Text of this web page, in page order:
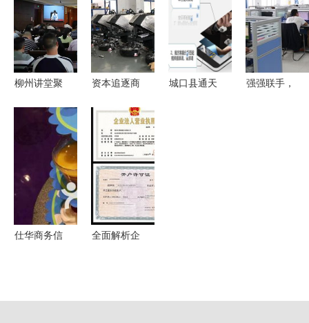
球领先产
能，引领产
业智变新纪
元
业信任与品
牌传播
专业商务信
息咨询服务
翱翔
柳州讲堂聚
学习热潮涌
动，赋能产
业新生
资本追逐商
人赛道，行
业龙头已构
建壁垒
城口县通天
强强联手，
仕华商务信
全面解析企